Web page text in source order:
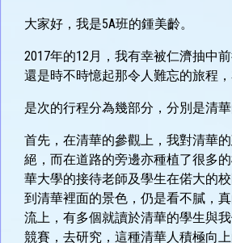
大家好，我是5A班的鍾美齡。
2017年的12月，我有幸被仁濟抽中
還是時不時憶起那令人難忘的旅程，
是次的行程分為幾部分，分別是清
首先，在清華的參觀上，我對清華
絕，而在道路的旁邊亦種植了很多
華大學的接待老師及學生在偌大的
到清華裡面的景色，仍是看不膩，
流上，有多個就讀於清華的學生與
競賽，去研究，這種清華人積極向